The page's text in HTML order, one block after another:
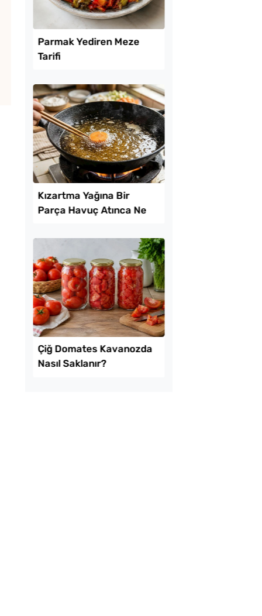
Ayrılan Tavada
Tarifi
Atılır?
İçinde Taze Hale
Yöntem